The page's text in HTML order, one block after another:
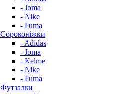
- Joma
- Nike
- Puma
Сороконіжки
- Adidas
- Joma
- Kelme
- Nike
- Puma
Футзалки